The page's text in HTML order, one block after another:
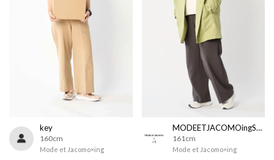
key
160cm
Mode et Jacomo×ing
MODEETJACOMOingSTAFF
161cm
Mode et Jacomo×ing